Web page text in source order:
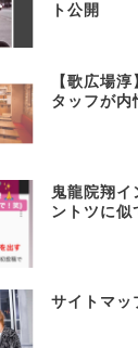
ト公開
【歌広場
タッフが内
鬼龍院翔
ントツに似
サイトマッ